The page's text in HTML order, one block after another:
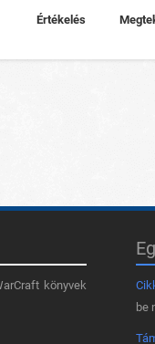
Értékelés
könyvek
be